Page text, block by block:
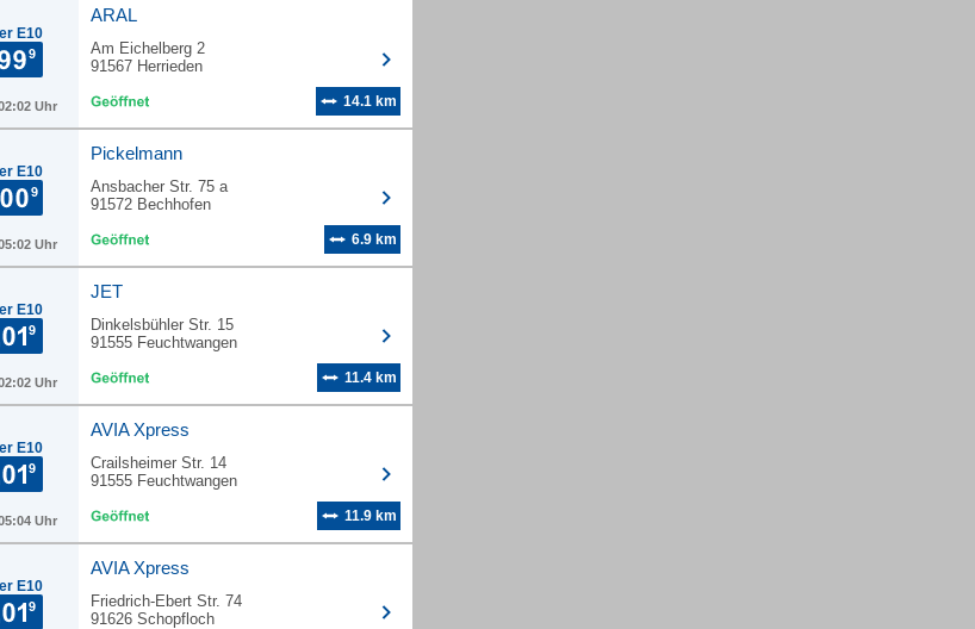
E10
Uhr
ARAL
Am Eichelberg 2
91567 Herrieden
14.1 km
E10
Uhr
Pickelmann
Ansbacher Str. 75 a
91572 Bechhofen
6.9 km
E10
Uhr
JET
Dinkelsbühler Str. 15
91555 Feuchtwangen
11.4 km
E10
Uhr
AVIA Xpress
Crailsheimer Str. 14
91555 Feuchtwangen
11.9 km
E10
AVIA Xpress
Friedrich-Ebert Str. 74
91626 Schopfloch